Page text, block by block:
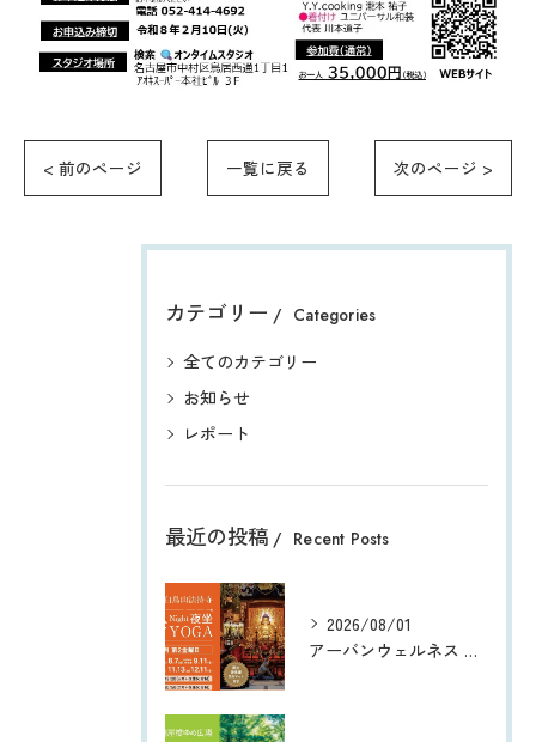
< 前のページ 一覧に戻る 次のページ >
カテゴリー
Categories
全てのカテゴリー
お知らせ
レポート
最近の投稿 Recent Posts
2026/08/01
アーバンウェルネス 都会のオアシス® 白鳥山法持寺 『Night夜坐 寺YOGA』